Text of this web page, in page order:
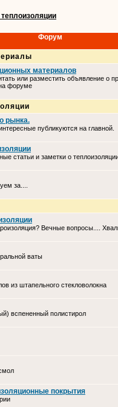
Форум
материалов
или разместить объявление о
форуме
рынка.
публикуются на главной.
статьи и заметки о
за....
Вечные вопросы....
ваты
из штапельного стекловолокна
вспененный полистирол
покрытия